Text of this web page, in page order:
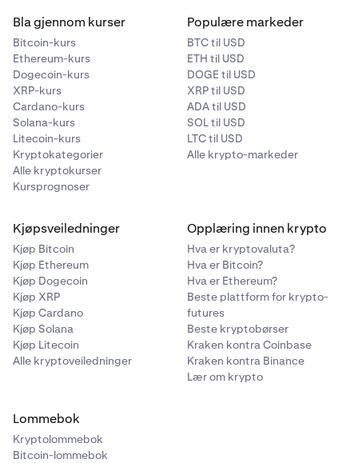
Bla gjennom kurser
Bitcoin-kurs
Ethereum-kurs
Dogecoin-kurs
XRP-kurs
Cardano-kurs
Solana-kurs
Litecoin-kurs
Kryptokategorier
Alle kryptokurser
Kursprognoser
Populære markeder
BTC til USD
ETH til USD
DOGE til USD
XRP til USD
ADA til USD
SOL til USD
LTC til USD
Alle krypto-markeder
Kjøpsveiledninger
Kjøp Bitcoin
Kjøp Ethereum
Kjøp Dogecoin
Kjøp XRP
Kjøp Cardano
Kjøp Solana
Kjøp Litecoin
Alle kryptoveiledninger
Opplæring innen krypto
Hva er kryptovaluta?
Hva er Bitcoin?
Hva er Ethereum?
Beste plattform for krypto-
futures
Beste kryptobørser
Kraken kontra Coinbase
Kraken kontra Binance
Lær om krypto
Lommebok
Kryptolommebok
Bitcoin-lommebok